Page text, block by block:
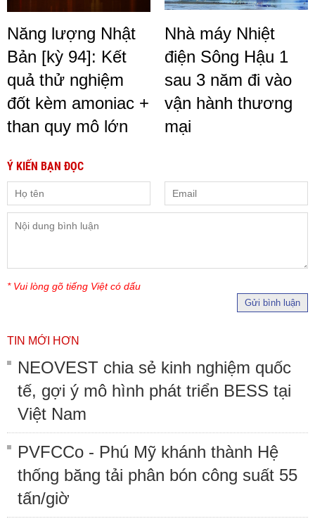
Năng lượng Nhật
Bản [kỳ 94]: Kết
quả thử nghiệm
đốt kèm amoniac +
than quy mô lớn
Nhà máy Nhiệt
điện Sông Hậu 1
sau 3 năm đi vào
vận hành thương
mại
Ý KIẾN BẠN ĐỌC
* Vui lòng gõ tiếng Việt có dấu
Gửi bình luận
TIN MỚI HƠN
NEOVEST chia sẻ kinh nghiệm quốc
tế, gợi ý mô hình phát triển BESS tại
Việt Nam
PVFCCo - Phú Mỹ khánh thành Hệ
thống băng tải phân bón công suất 55
tấn/giờ